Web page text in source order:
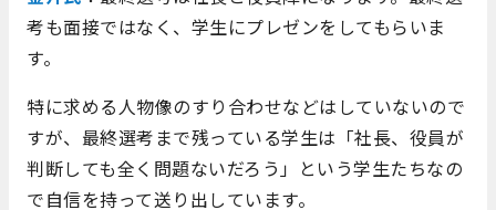
考も面接ではなく、学生にプレゼンをしてもらいま
す。
特に求める人物像のすり合わせなどはしていないので
すが、最終選考まで残っている学生は「社長、役員が
判断しても全く問題ないだろう」という学生たちなの
で自信を持って送り出しています。